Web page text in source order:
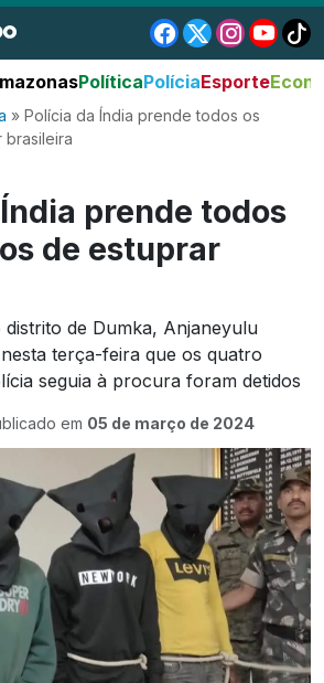
PolíticaPolíciaEsporte
» Polícia da Índia prende todos os
brasileira
prende todos
de estuprar
distrito de Dumka, Anjaneyulu
terça-feira que os quatro
seguia à procura foram detidos
em 05 de março de 2024